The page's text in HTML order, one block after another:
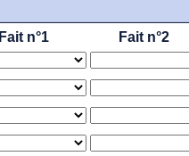
Fait n°1
Fait n°2